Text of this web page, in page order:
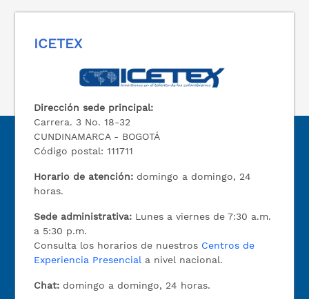
ICETEX
Dirección sede principal:
Carrera. 3 No. 18-32
CUNDINAMARCA - BOGOTÁ
Código postal: 111711
Horario de atención: domingo a domingo, 24
horas.
Sede administrativa: Lunes a viernes de 7:30 a.m.
a 5:30 p.m.
Consulta los horarios de nuestros Centros de
Experiencia Presencial a nivel nacional.
Chat: domingo a domingo, 24 horas.